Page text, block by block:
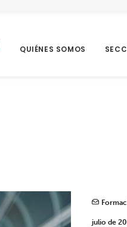
QUIÉNES SOMOS
julio de